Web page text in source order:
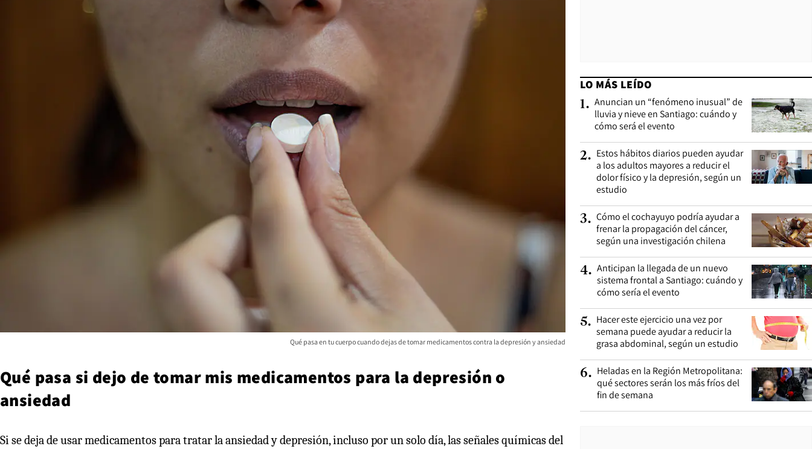
Qué pasa en tu cuerpo cuando dejas de tomar medicamentos contra la depresión y ansiedad
Qué pasa si dejo de tomar mis medicamentos para la depresión o
ansiedad
Si se deja de usar medicamentos para tratar la ansiedad y depresión, incluso por un solo día, las señales químicas del
LO MÁS LEÍDO
1. Anuncian un “fenómeno inusual” de
lluvia y nieve en Santiago: cuándo y
cómo será el evento
2. Estos hábitos diarios pueden ayudar
a los adultos mayores a reducir el
dolor físico y la depresión, según un
estudio
3. Cómo el cochayuyo podría ayudar a
frenar la propagación del cáncer,
según una investigación chilena
4. Anticipan la llegada de un nuevo
sistema frontal a Santiago: cuándo y
cómo sería el evento
5. Hacer este ejercicio una vez por
semana puede ayudar a reducir la
grasa abdominal, según un estudio
6. Heladas en la Región Metropolitana:
qué sectores serán los más fríos del
fin de semana